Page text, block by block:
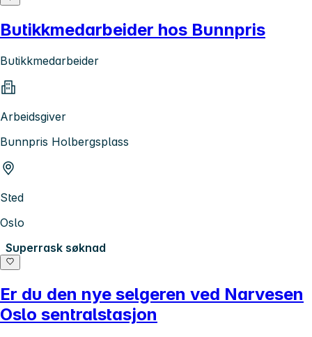
Butikkmedarbeider hos Bunnpris
Butikkmedarbeider
Arbeidsgiver
Bunnpris Holbergsplass
Sted
Oslo
Superrask søknad
Er du den nye selgeren ved Narvesen
Oslo sentralstasjon